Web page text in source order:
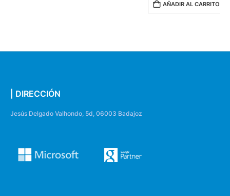
| DIRECCIÓN
Jesús Delgado Valhondo, 5d, 06003 Badajoz